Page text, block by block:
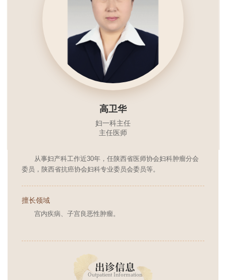
高卫华
妇一科主任
主任医师
从事妇产科工作近30年，任陕西省医师协会妇科肿瘤分会
委员，陕西省抗癌协会妇科专业委员会委员等。
擅长领域
宫内疾病、子宫良恶性肿瘤。
出诊信息
Outpatient Information